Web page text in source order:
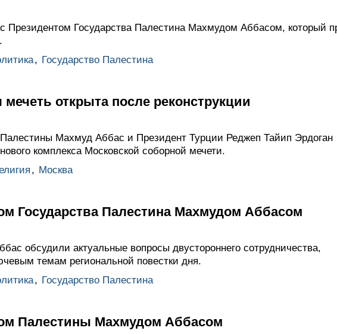
Президентом Государства Палестина Махмудом Аббасом, который
, Государство Палестина
открыта после реконструкции
Махмуд Аббас и Президент Турции Реджеп Тайип Эрдоган
комплекса Московской соборной мечети.
, Москва
Государства Палестина Махмудом Аббасом
обсудили актуальные вопросы двустороннего сотрудничества,
темам региональной повестки дня.
, Государство Палестина
Палестины Махмудом Аббасом